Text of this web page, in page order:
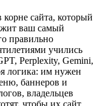
сайта, который
ваш самый
правильно
учились
Perplexity, Gemini,
логика: им нужен
баннеров и
владельцев
чтобы их сайт